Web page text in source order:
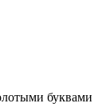
буквами